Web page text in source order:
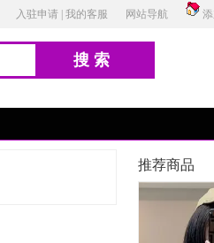
入驻申请 我的客服 网站导航
搜索
推荐商品